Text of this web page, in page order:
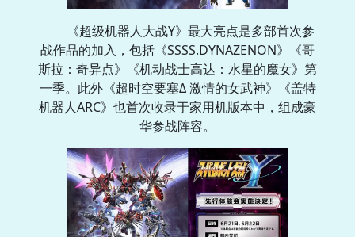
《超级机器人大战Y》最大亮点是多部首次参
战作品的加入，包括《SSSS.DYNAZENON》《哥
斯拉：奇异点》《机动战士高达：水星的魔女》第
一季。此外《超时空要塞Δ 激情的女武神》《盖特
机器人ARC》也首次收录于家用机版本中，组成豪
华参战阵容。